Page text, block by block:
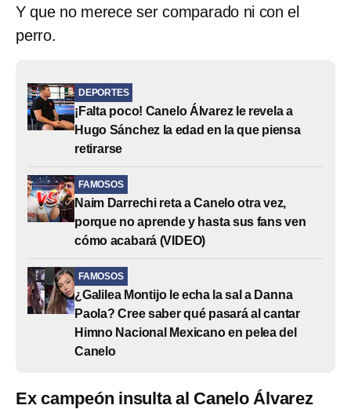
Y que no merece ser comparado ni con el
perro.
DEPORTES
¡Falta poco! Canelo Álvarez le revela a
Hugo Sánchez la edad en la que piensa
retirarse
FAMOSOS
Naim Darrechi reta a Canelo otra vez,
porque no aprende y hasta sus fans ven
cómo acabará (VIDEO)
FAMOSOS
¿Galilea Montijo le echa la sal a Danna
Paola? Cree saber qué pasará al cantar
Himno Nacional Mexicano en pelea del
Canelo
Ex campeón insulta al Canelo Álvarez